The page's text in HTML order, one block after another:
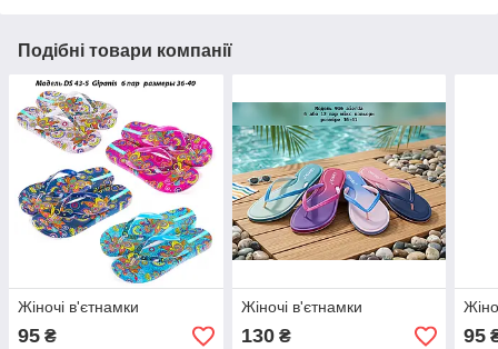
Подібні товари компанії
Жіночі в'єтнамки
95 ₴
Жіночі в'єтнамки
130₴ 95